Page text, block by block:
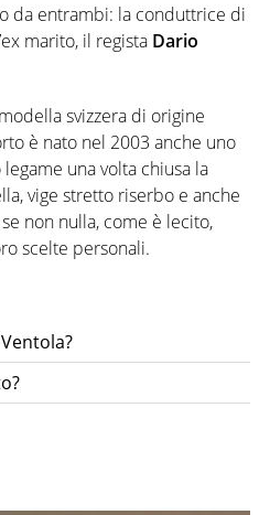
da entrambi: la conduttrice di
marito, il regista Dario
svizzera di origine
è nato nel 2003 anche uno
legame una volta chiusa la
vige stretto riserbo e anche
non nulla, come è lecito,
scelte personali.
carriera da giocatore,
gli amici Lele Adani e Bobo